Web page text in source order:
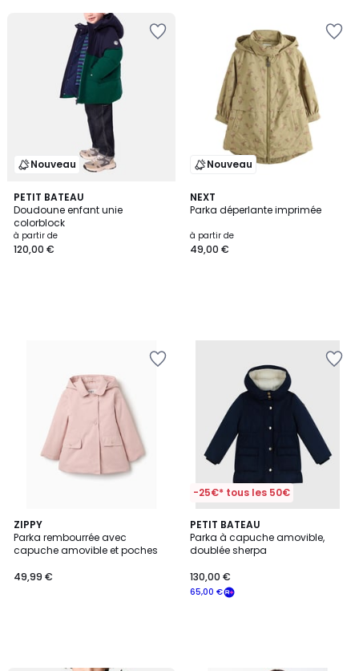
Nouveau
PETIT BATEAU
Doudoune enfant unie
colorblock
à partir de
120,00 €
Nouveau
NEXT
Parka déperlante imprimée
à partir de
49,00 €
ZIPPY
Parka rembourrée avec
capuche amovible et poches
49,99 €
-25€* tous les 50€
PETIT BATEAU
Parka à capuche amovible,
doublée sherpa
65,00 €
130,00 €